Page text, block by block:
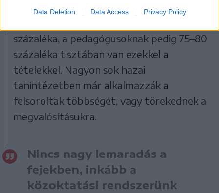
Data Deletion Data Access Privacy Policy
Főgimnázium igazgatója. Véleménye
százaléka, a pedagógusoknak pedig 75–80
százaléka tisztában van ezekkel a
tételekkel. Nagyon sok hazai
tanintézetben már alkalmazzák a
felsoroltak többségét, vagy törekednek a
megvalósításukra.
Nincs nagy lemaradás a
fejekben, inkább a
közoktatási rendszerünk